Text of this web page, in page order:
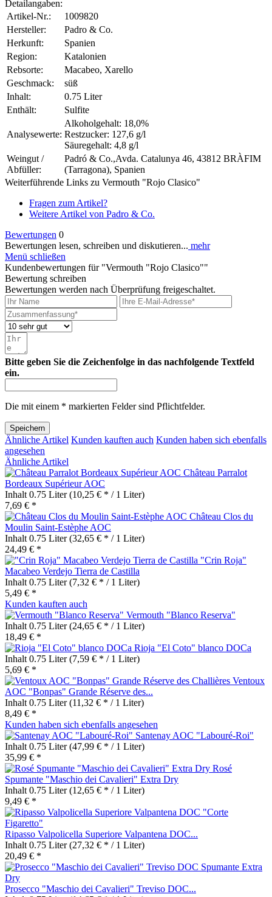
Detailangaben:
Artikel-Nr.:
1009820
Hersteller:
Padro & Co.
Herkunft:
Spanien
Region:
Katalonien
Rebsorte:
Macabeo, Xarello
Geschmack:
süß
Inhalt:
0.75 Liter
Enthält:
Sulfite
Analysewerte:
Alkoholgehalt: 18,0%
Restzucker: 127,6 g/l
Säuregehalt: 4,8 g/l
Weingut /
Abfüller:
Padró & Co.,Avda. Catalunya 46, 43812 BRÀFIM
(Tarragona), Spanien
Weiterführende Links zu Vermouth "Rojo Clasico"
Fragen zum Artikel?
Weitere Artikel von Padro & Co.
Bewertungen 0
Bewertungen lesen, schreiben und diskutieren... mehr
Menü schließen
Kundenbewertungen für "Vermouth "Rojo Clasico""
Bewertung schreiben
Bewertungen werden nach Überprüfung freigeschaltet.
Bitte geben Sie die Zeichenfolge in das nachfolgende Textfeld
ein.
Die mit einem * markierten Felder sind Pflichtfelder.
Speichern
Ähnliche Artikel Kunden kauften auch Kunden haben sich ebenfalls
angesehen
Ähnliche Artikel
Château Parralot
Bordeaux Supérieur AOC
Inhalt 0.75 Liter(10,25 € * / 1 Liter)
7,69 € *
Château Clos du
Moulin Saint-Estèphe AOC
Inhalt 0.75 Liter(32,65 € * / 1 Liter)
24,49 € *
"Crin Roja"
Macabeo Verdejo Tierra de Castilla
Inhalt 0.75 Liter(7,32 € * / 1 Liter)
5,49 € *
Kunden kauften auch
Vermouth "Blanco Reserva"
Inhalt 0.75 Liter(24,65 € * / 1 Liter)
18,49 € *
Rioja "El Coto" blanco DOCa
Inhalt 0.75 Liter(7,59 € * / 1 Liter)
5,69 € *
Ventoux
AOC "Bonpas" Grande Réserve des...
Inhalt 0.75 Liter(11,32 € * / 1 Liter)
8,49 € *
Kunden haben sich ebenfalls angesehen
Santenay AOC "Labouré-Roi"
Inhalt 0.75 Liter(47,99 € * / 1 Liter)
35,99 € *
Rosé
Spumante "Maschio dei Cavalieri" Extra Dry
Inhalt 0.75 Liter(12,65 € * / 1 Liter)
9,49 € *
Ripasso Valpolicella Superiore Valpantena DOC...
Inhalt 0.75 Liter(27,32 € * / 1 Liter)
20,49 € *
Prosecco "Maschio dei Cavalieri" Treviso DOC...